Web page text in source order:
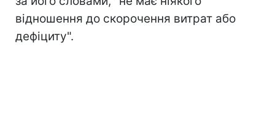
відношення до скорочення витрат або
дефіциту".